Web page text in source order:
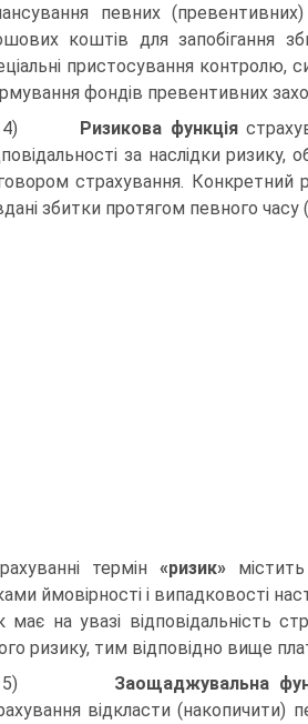
певних
коштів для запобігання
пристосування контролю,
фондів превентивних
4) Ризикова функція
за наслідки
страхування. Конкретний
збитки протягом певного часу
термін«ризик»
ймовірності і випадковості
має на увазі відповідальність
ризику, тим відповідно вище
5) Заощаджувальна
відкласти